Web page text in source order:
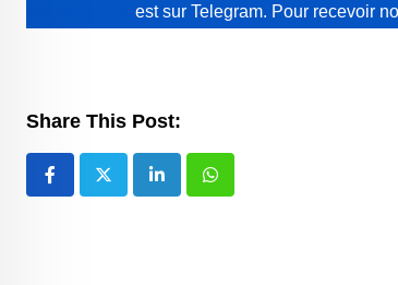
est sur Telegram. Pour recevoir
Share This Post:
LinkedInWhatsapp